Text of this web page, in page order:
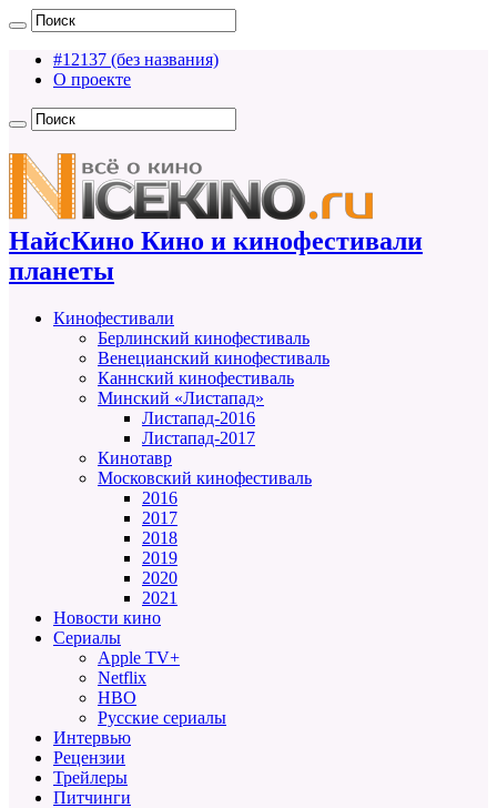
#12137 (без названия)
О проекте
НайсКино Кино и кинофестивали
планеты
Кинофестивали
Берлинский кинофестиваль
Венецианский кинофестиваль
Каннский кинофестиваль
Минский «Листапад»
Листапад-2016
Листапад-2017
Кинотавр
Московский кинофестиваль
2016
2017
2018
2019
2020
2021
Новости кино
Сериалы
Apple TV+
Netflix
HBO
Русские сериалы
Интервью
Рецензии
Трейлеры
Питчинги